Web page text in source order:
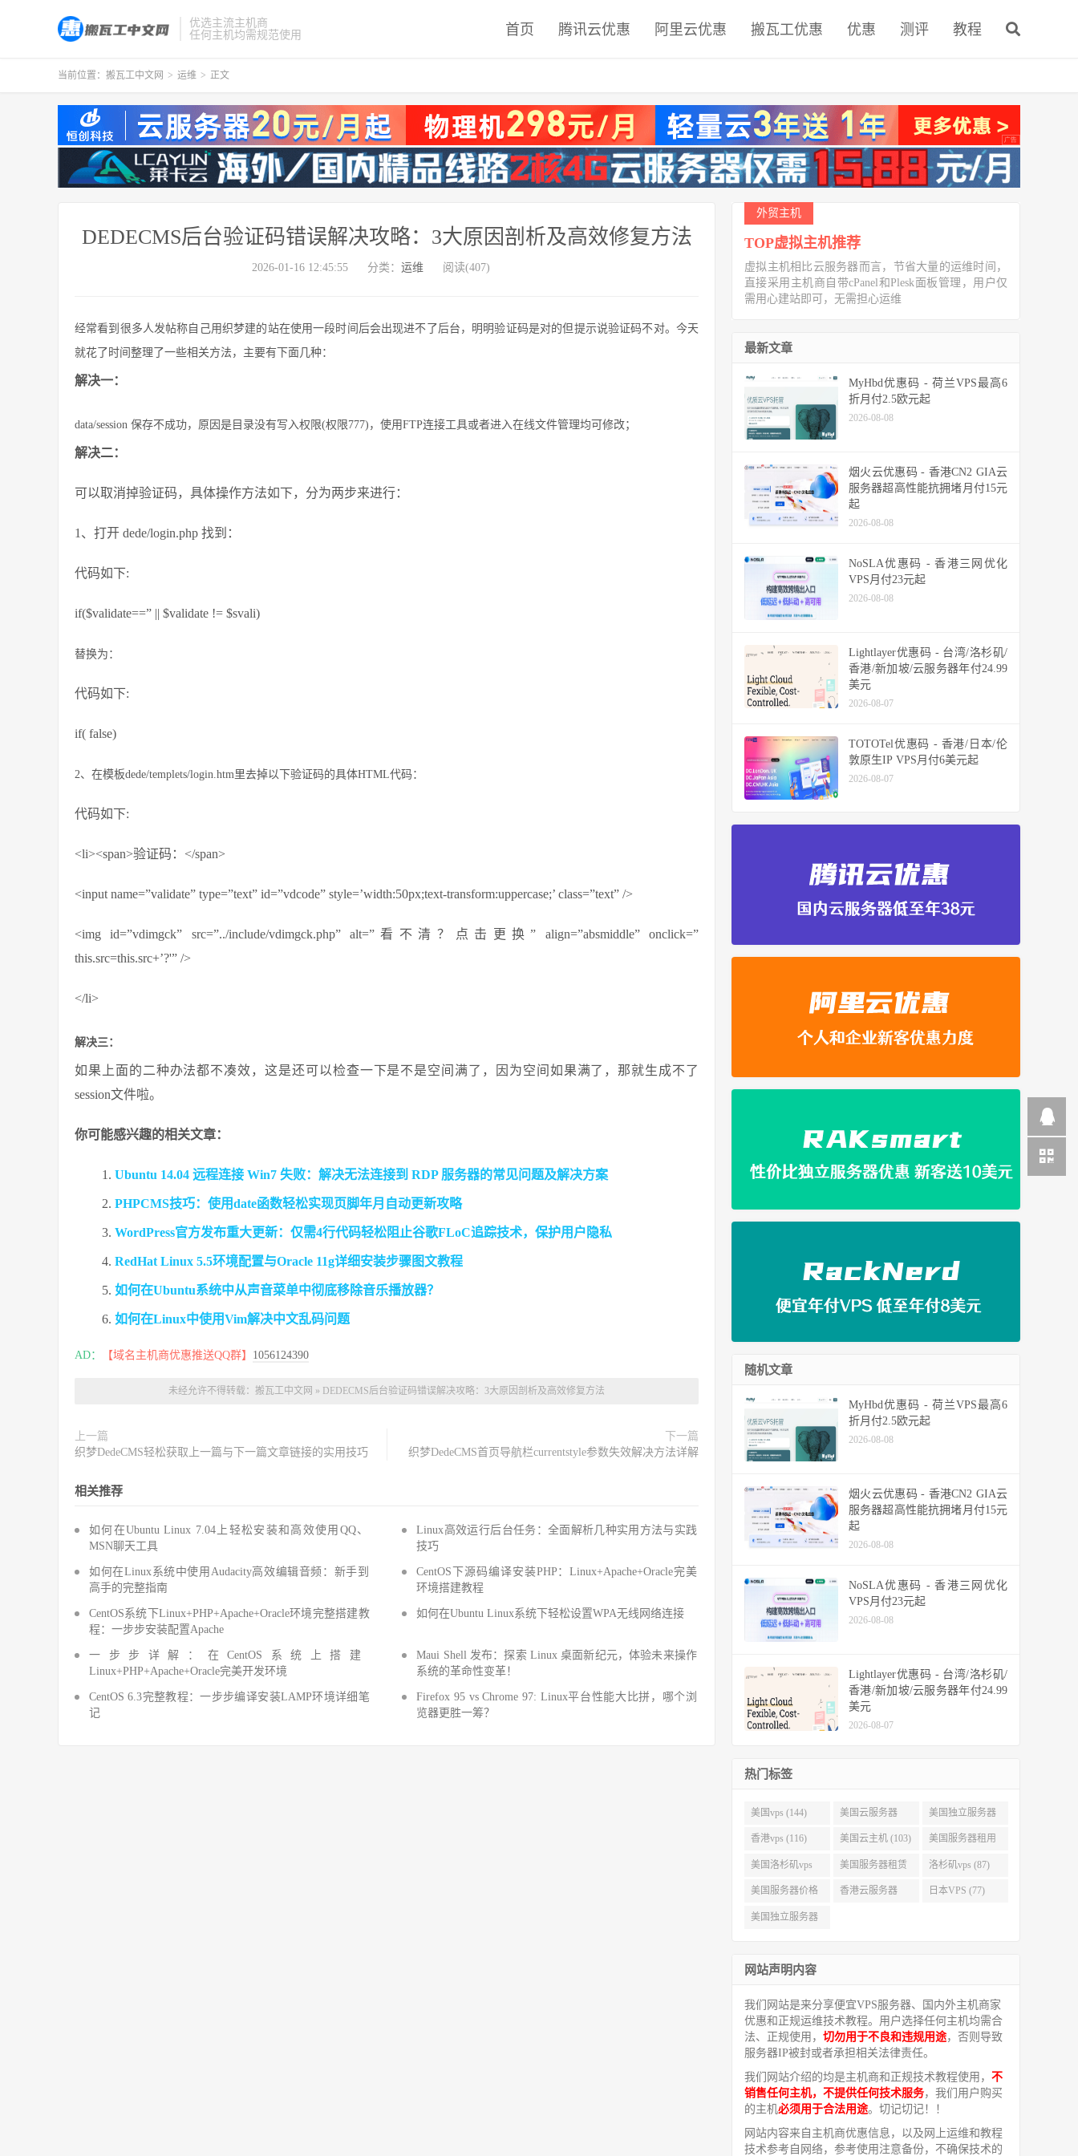
优选主流主机商
任何主机均需规范使用
首页 腾讯云优惠 阿里云优惠 搬瓦工优惠 优惠 测评 教程
当前位置： 搬瓦工中文网 > 运维 > 正文
DEDECMS后台验证码错误解决攻略：3大原因剖析及高效修复方法
2026-01-16 12:45:55 分类： 运维 阅读(407)
经常看到很多人发帖称自己用织梦建的站在使用一段时间后会出现进不了后台，明明验证码是对的但提示说验证码不对。今天
就花了时间整理了一些相关方法，主要有下面几种：
解决一：
data/session 保存不成功，原因是目录没有写入权限(权限777)，使用FTP连接工具或者进入在线文件管理均可修改；
解决二：
可以取消掉验证码，具体操作方法如下，分为两步来进行：
1、打开 dede/login.php 找到：
代码如下:
if($validate==” || $validate != $svali)
替换为：
代码如下:
if( false)
2、在模板dede/templets/login.htm里去掉以下验证码的具体HTML代码：
代码如下:
<li><span>验证码：</span>
<input name=”validate” type=”text” id=”vdcode” style=’width:50px;text-transform:uppercase;’ class=”text” />
<img id=”vdimgck” src=”../include/vdimgck.php” alt=”看不清？点击更换” align=”absmiddle” onclick=”
this.src=this.src+’?'” />
</li>
解决三：
如果上面的二种办法都不凑效，这是还可以检查一下是不是空间满了，因为空间如果满了，那就生成不了
session文件啦。
你可能感兴趣的相关文章：
Ubuntu 14.04 远程连接 Win7 失败：解决无法连接到 RDP 服务器的常见问题及解决方案
PHPCMS技巧：使用date函数轻松实现页脚年月自动更新攻略
WordPress官方发布重大更新：仅需4行代码轻松阻止谷歌FLoC追踪技术，保护用户隐私
RedHat Linux 5.5环境配置与Oracle 11g详细安装步骤图文教程
如何在Ubuntu系统中从声音菜单中彻底移除音乐播放器？
如何在Linux中使用Vim解决中文乱码问题
AD： 【域名主机商优惠推送QQ群】 1056124390
未经允许不得转载： 搬瓦工中文网 » DEDECMS后台验证码错误解决攻略：3大原因剖析及高效修复方法
上一篇
织梦DedeCMS轻松获取上一篇与下一篇文章链接的实用技巧
下一篇
织梦DedeCMS首页导航栏currentstyle参数失效解决方法详解
相关推荐
如何在Ubuntu Linux 7.04上轻松安装和高效使用QQ、
MSN聊天工具
Linux高效运行后台任务：全面解析几种实用方法与实践
技巧
如何在Linux系统中使用Audacity高效编辑音频：新手到
高手的完整指南
CentOS下源码编译安装PHP：Linux+Apache+Oracle完美
环境搭建教程
CentOS系统下Linux+PHP+Apache+Oracle环境完整搭建教
程：一步步安装配置Apache
如何在Ubuntu Linux系统下轻松设置WPA无线网络连接
一步步详解：在CentOS系统上搭建
Linux+PHP+Apache+Oracle完美开发环境
Maui Shell 发布：探索 Linux 桌面新纪元，体验未来操作
系统的革命性变革！
CentOS 6.3完整教程：一步步编译安装LAMP环境详细笔
记
Firefox 95 vs Chrome 97: Linux平台性能大比拼，哪个浏
览器更胜一筹？
外贸主机
TOP虚拟主机推荐
虚拟主机相比云服务器而言，节省大量的运维时间，
直接采用主机商自带cPanel和Plesk面板管理，用户仅
需用心建站即可，无需担心运维
最新文章
MyHbd优惠码 - 荷兰VPS最高6
折月付2.5欧元起
2026-08-08
烟火云优惠码 - 香港CN2 GIA云
服务器超高性能抗拥堵月付15元
起
2026-08-08
NoSLA优惠码 - 香港三网优化
VPS月付23元起
2026-08-08
Lightlayer优惠码 - 台湾/洛杉矶/
香港/新加坡/云服务器年付24.99
美元
2026-08-07
TOTOTel优惠码 - 香港/日本/伦
敦原生IP VPS月付6美元起
2026-08-07
随机文章
MyHbd优惠码 - 荷兰VPS最高6
折月付2.5欧元起
2026-08-08
烟火云优惠码 - 香港CN2 GIA云
服务器超高性能抗拥堵月付15元
起
2026-08-08
NoSLA优惠码 - 香港三网优化
VPS月付23元起
2026-08-08
Lightlayer优惠码 - 台湾/洛杉矶/
香港/新加坡/云服务器年付24.99
美元
2026-08-07
热门标签
美国vps (144) 美国云服务器
(143)
美国独立服务器
(118)
香港vps (116) 美国云主机 (103) 美国服务器租用
(99)
美国洛杉矶vps
(94)
美国服务器租赁
(91)
洛杉矶vps (87)
美国服务器价格
(82)
香港云服务器 日本VPS (77)
美国独立服务器
网站声明内容
我们网站是来分享便宜VPS服务器、国内外主机商家
优惠和正规运维技术教程。用户选择任何主机均需合
法、正规使用， 切勿用于不良和违规用途，否则导致
服务器IP被封或者承担相关法律责任。
我们网站介绍的均是主机商和正规技术教程使用， 不
销售任何主机，不提供任何技术服务，我们用户购买
的主机必须用于合法用途。切记切记！！
网站内容来自主机商优惠信息，以及网上运维和教程
技术参考自网络，参考使用注意备份，不确保技术的